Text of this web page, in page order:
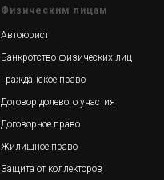
Физическим лицам
Автоюрист
Банкротство физических лиц
Гражданское право
Договор долевого участия
Договорное право
Жилищное право
Защита от коллекторов